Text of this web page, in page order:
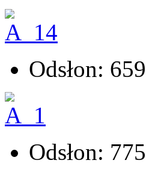
Odsłon: 659
Odsłon: 775